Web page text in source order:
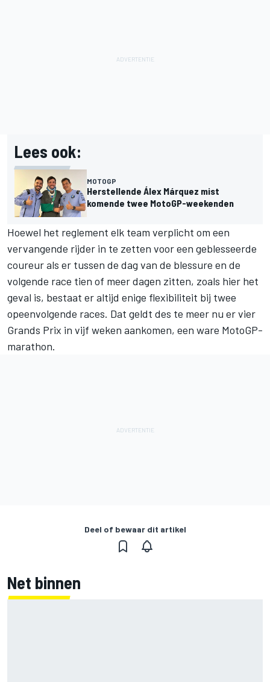
Lees ook:
MOTOGP
Herstellende Álex Márquez mist
komende twee MotoGP-weekenden
Hoewel het reglement elk team verplicht om een
vervangende rijder in te zetten voor een geblesseerde
coureur als er tussen de dag van de blessure en de
volgende race tien of meer dagen zitten, zoals hier het
geval is, bestaat er altijd enige flexibiliteit bij twee
opeenvolgende races. Dat geldt des te meer nu er vier
Grands Prix in vijf weken aankomen, een ware MotoGP-
marathon.
Deel of bewaar dit artikel
Net binnen